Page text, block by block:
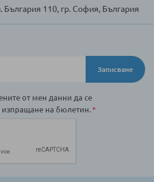
България 110, гр. София, България
Записване
от мен данни да се
изпращане на бюлетин.